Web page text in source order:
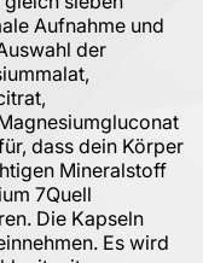
Aufnahme und
der
dass dein Körper
Mineralstoff
7Quell
Die Kapseln
Es wird